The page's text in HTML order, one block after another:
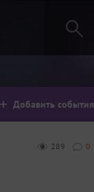
Добавить события
0
289